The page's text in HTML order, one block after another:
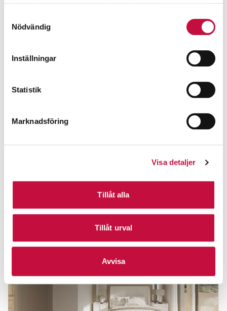
Nödvändig
Inställningar
Statistik
Marknadsföring
Visa detaljer
Tillåt alla
Tillåt urval
Avvisa